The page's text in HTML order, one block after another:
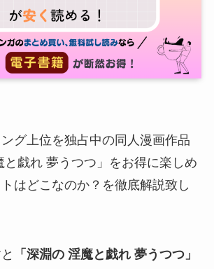
グ上位を独占中の同人漫画作品
と戯れ 夢うつつ」をお得に楽しめ
はどこなのか？を徹底解説致し
「深淵の 淫魔と戯れ 夢うつつ」